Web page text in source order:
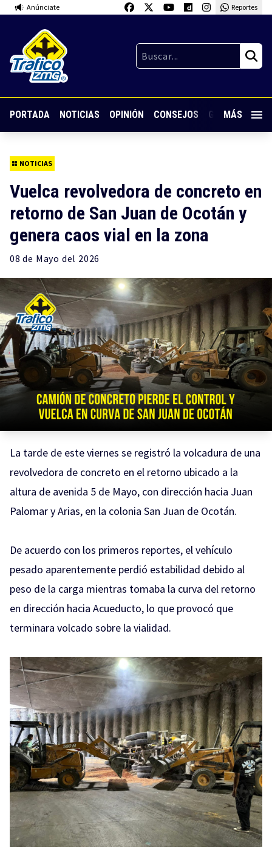
Anúnciate Reportes
PORTADA NOTICIAS OPINIÓN CONSEJOS GUARDIA
MÁS
NOTICIAS
Vuelca revolvedora de concreto en
retorno de San Juan de Ocotán y
genera caos vial en la zona
08 de Mayo del 2026
La tarde de este viernes se registró la volcadura de una
revolvedora de concreto en el retorno ubicado a la
altura de avenida 5 de Mayo, con dirección hacia Juan
Palomar y Arias, en la colonia San Juan de Ocotán.
De acuerdo con los primeros reportes, el vehículo
pesado aparentemente perdió estabilidad debido al
peso de la carga mientras tomaba la curva del retorno
en dirección hacia Acueducto, lo que provocó que
terminara volcado sobre la vialidad.